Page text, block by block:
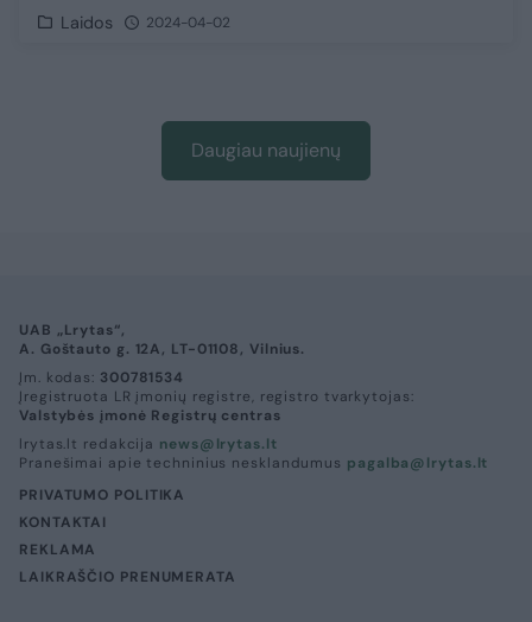
Laidos 2024-04-02
Daugiau naujienų
UAB „Lrytas“,
A. Goštauto g. 12A, LT-01108, Vilnius.
Įm. kodas: 300781534
Įregistruota LR įmonių registre, registro tvarkytojas:
Valstybės įmonė Registrų centras
lrytas.lt redakcija news@lrytas.lt
Pranešimai apie techninius nesklandumus pagalba@lrytas.lt
PRIVATUMO POLITIKA
KONTAKTAI
REKLAMA
LAIKRAŠČIO PRENUMERATA